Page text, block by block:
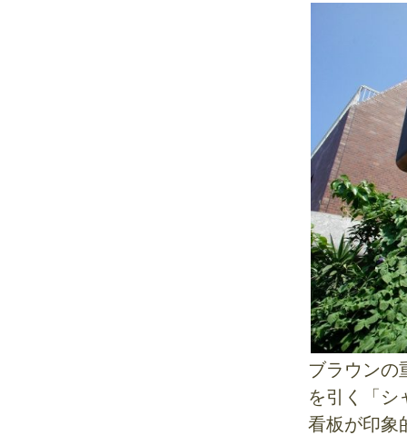
ブラウンの
を引く「シ
看板が印象